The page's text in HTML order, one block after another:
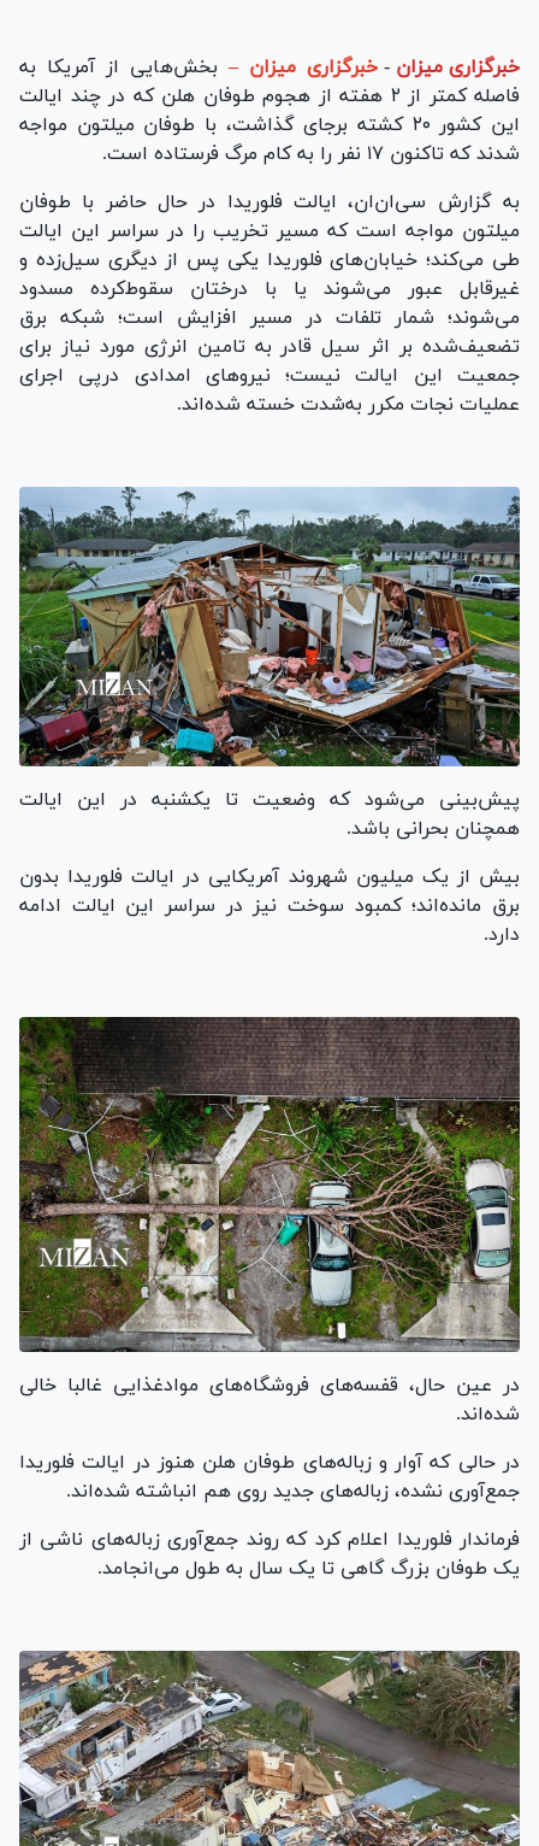
خبرگزاری میزان - خبرگزاری میزان – بخش‌هایی از آمریکا به
فاصله کمتر از ۲ هفته از هجوم طوفان هلن که در چند ایالت
این کشور ۲۰ کشته برجای گذاشت، با طوفان میلتون مواجه
شدند که تاکنون ۱۷ نفر را به کام مرگ فرستاده است.
به گزارش سی‌ان‌ان، ایالت فلوریدا در حال حاضر با طوفان
میلتون مواجه است که مسیر تخریب را در سراسر این ایالت
طی می‌کند؛ خیابان‌های فلوریدا یکی پس از دیگری سیل‌زده و
غیرقابل عبور می‌شوند یا با درختان سقوط‌کرده مسدود
می‌شوند؛ شمار تلفات در مسیر افزایش است؛ شبکه برق
تضعیف‌شده بر اثر سیل قادر به تامین انرژی مورد نیاز برای
جمعیت این ایالت نیست؛ نیرو‌های امدادی درپی اجرای
عملیات نجات مکرر به‌شدت خسته شده‌اند.
پیش‌بینی می‌شود که وضعیت تا یکشنبه در این ایالت
همچنان بحرانی باشد.
بیش از یک میلیون شهروند آمریکایی در ایالت فلوریدا بدون
برق مانده‌اند؛ کمبود سوخت نیز در سراسر این ایالت ادامه
دارد.
در عین حال، قفسه‌های فروشگاه‌های موادغذایی غالبا خالی
شده‌اند.
در حالی که آوار و زباله‌های طوفان هلن هنوز در ایالت فلوریدا
جمع‌آوری نشده، زباله‌های جدید روی هم انباشته شده‌اند.
فرماندار فلوریدا اعلام کرد که روند جمع‌آوری زباله‌های ناشی از
یک طوفان بزرگ گاهی تا یک سال به طول می‌انجامد.